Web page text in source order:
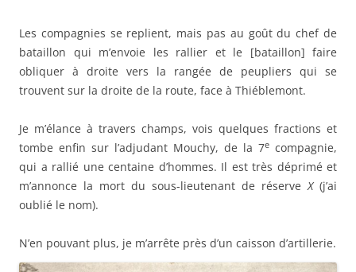
Les compagnies se replient, mais pas au goût du chef de
bataillon qui m’envoie les rallier et le [bataillon] faire
obliquer à droite vers la rangée de peupliers qui se
trouvent sur la droite de la route, face à Thiéblemont.
Je m’élance à travers champs, vois quelques fractions et
tombe enfin sur l’adjudant Mouchy, de la 7e compagnie,
qui a rallié une centaine d’hommes. Il est très déprimé et
m’annonce la mort du sous-lieutenant de réserveX(j’ai
oublié le nom).
N’en pouvant plus, je m’arrête près d’un caisson d’artillerie.